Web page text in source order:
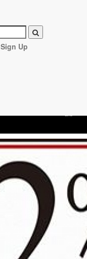
Sign Up